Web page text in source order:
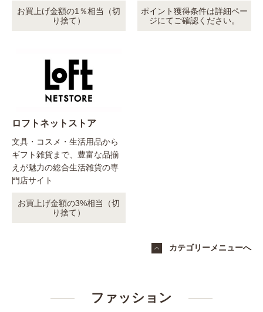
お買上げ金額の1％相当（切
り捨て）
ポイント獲得条件は詳細ペー
ジにてご確認ください。
ロフトネットストア
文具・コスメ・生活用品から
ギフト雑貨まで、豊富な品揃
えが魅力の総合生活雑貨の専
門店サイト
お買上げ金額の3%相当（切
り捨て）
カテゴリーメニューへ
ファッション